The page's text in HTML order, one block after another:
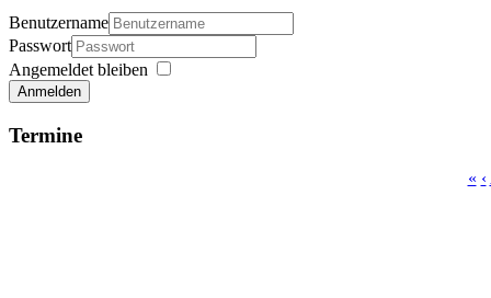
Benutzername
Passwort
Angemeldet bleiben
Anmelden
Termine
« ‹